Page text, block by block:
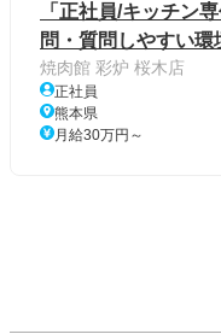
「正社員/キッチン
問・質問しやすい環
焼肉館 彩炉 桜木店
正社員
熊本県
月給30万円～